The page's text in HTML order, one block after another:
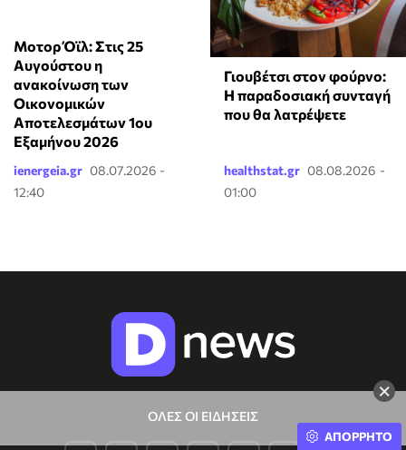
×
Μοτορ Όϊλ: Στις 25
Αυγούστου η
ανακοίνωση των
Οικονομικών
Αποτελεσμάτων 1ου
Εξαμήνου 2026
ienergeia.gr 08.07.2026 -
12:40
Γιουβέτσι στον φούρνο:
Η παραδοσιακή συνταγή
που θα λατρέψετε
healthstat.gr 08.08.2026 -
01:00
ΟΛΕΣ ΟΙ ΕΙΔΗΣΕΙΣ
ΑΠΟΡΡΗΤΟ